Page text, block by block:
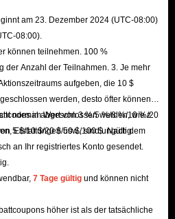
an Artikeln an?
braucht, um die gefährliche offene
um hochwertige Ausrüstung für
glänzende Kosmetika, um eure
und sie zum schillerndsten Auftritt
– bei IGGM findet ihr alles!
Bestand an Dragon's Dogma 2-
Wünsche erfüllen.
von Dragon's Dogma II-In-Game-
am 23. Dezember 2024 (UTC-08:00)
08:00).
können teilnehmen. 100 %
der Anzahl der Teilnahmen. 3. Je mehr
aufgeben, die 10 $
werden, desto öfter können
normal abgeschlossen werden, wie z.
Erstattungen usw., sind ungültig.
im Wert von 3 %/5 %/8 %/10 %/20
5 $/10 $/20 $/50 $/100 $. Nach dem
an Ihr registriertes Konto gesendet.
7 Tage gültig und können nicht
höher ist als der tatsächliche